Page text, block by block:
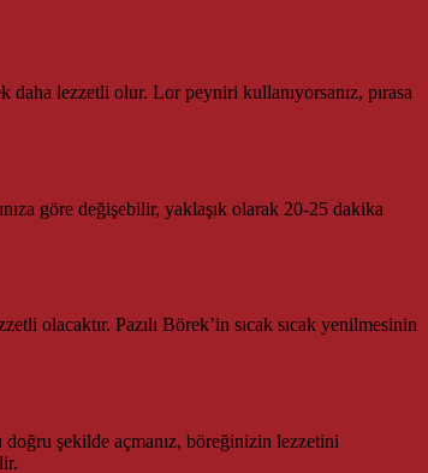
daha lezzetli olur. Lor peyniri kullanıyorsanız, pırasa
göre değişebilir, yaklaşık olarak 20-25 dakika
olacaktır. Pazılı Börek’in sıcak sıcak yenilmesinin
doğru şekilde açmanız, böreğinizin lezzetini